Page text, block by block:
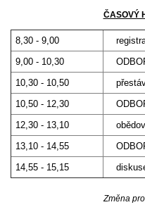
ČASOVÝ
8,30 - 9,00
9,00 - 10,30
10,30 - 10,50
10,50 - 12,30
12,30 - 13,10
13,10 - 14,55
14,55 - 15,15
Změna